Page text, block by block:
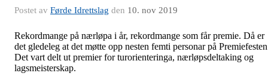
Postet av Førde Idrettslag den 10. nov 2019
Rekordmange på nærløpa i år, rekordmange som får premie. Då er
det gledeleg at det møtte opp nesten femti personar på
Det vart delt ut premier for turorienteringa, nærløpsdeltaking og
lagsmeisterskap.